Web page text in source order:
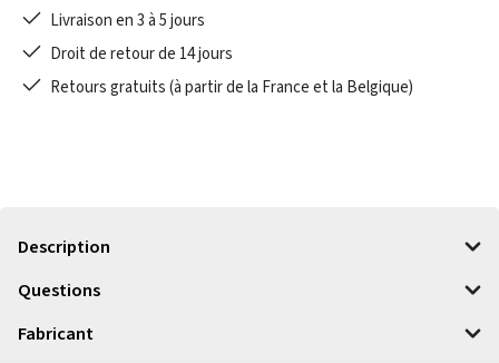
Livraison en 3 à 5 jours
Droit de retour de 14 jours
Retours gratuits (à partir de la France et la Belgique)
Description
Questions
Fabricant